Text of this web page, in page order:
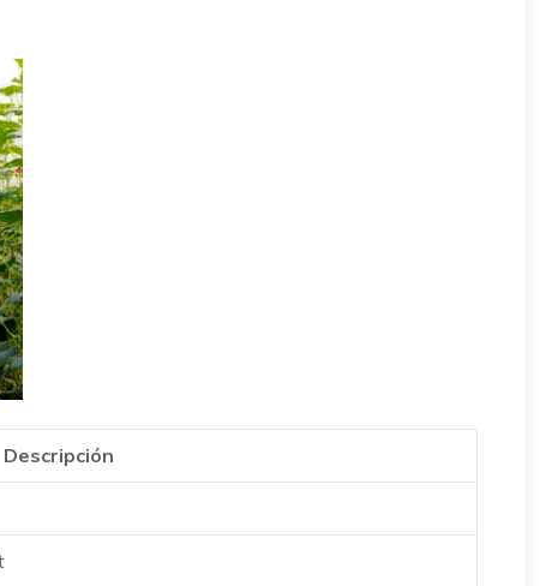
Descripción